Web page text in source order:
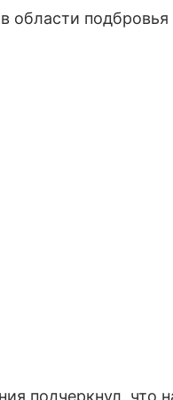
области
подчеркнул, что